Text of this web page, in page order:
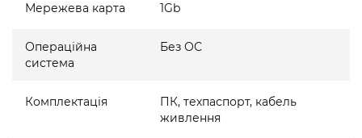
Мережева карта 1Gb
Операційна
система
Без ОС
Комплектація
ПК, техпаспорт, кабель
живлення